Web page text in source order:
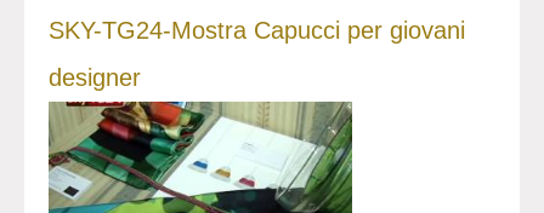
SKY-TG24-Mostra Capucci per giovani
designer